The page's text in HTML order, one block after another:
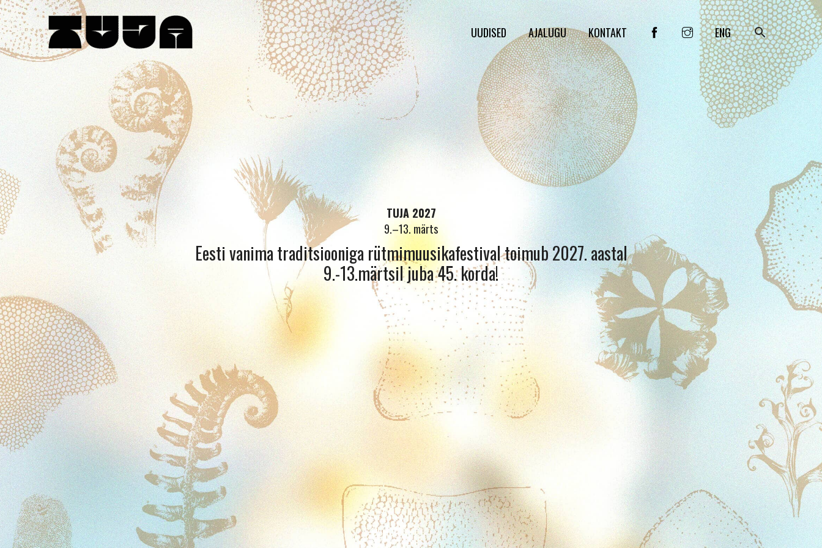
Skip
to
content
UUDISED AJALUGU KONTAKT ENG SEARCH
TUJA 2027
9.–13. märts
Eesti vanima traditsiooniga rütmimuusikafestival toimub 2027. aastal
9.-13.märtsil juba 45. korda!